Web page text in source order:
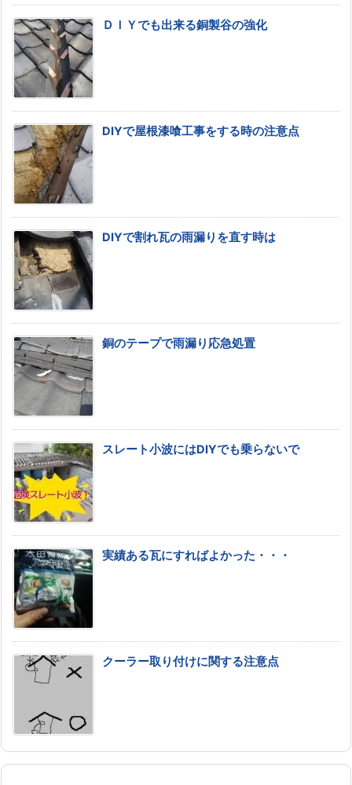
ＤＩＹでも出来る銅製谷の強化
DIYで屋根漆喰工事をする時の注意点
DIYで割れ瓦の雨漏りを直す時は
銅のテープで雨漏り応急処置
スレート小波にはDIYでも乗らないで
実績ある瓦にすればよかった・・・
クーラー取り付けに関する注意点